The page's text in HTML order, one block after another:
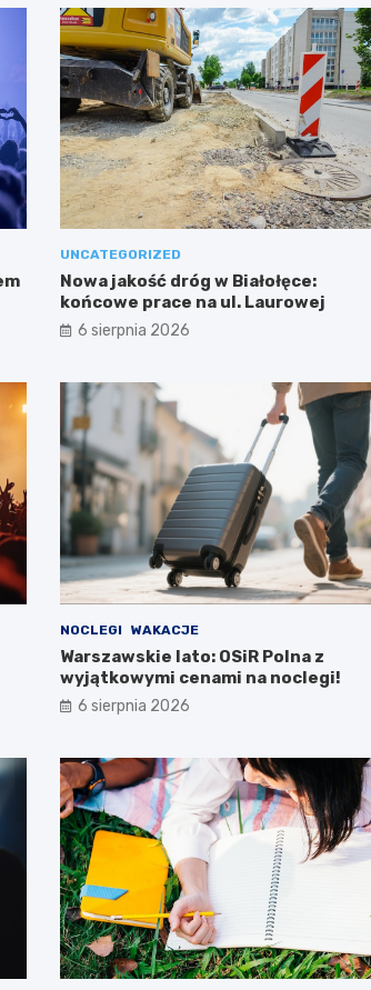
UNCATEGORIZED
Nowa jakość dróg w Białołęce:
końcowe prace na ul. Laurowej
6 sierpnia 2026
NOCLEGI WAKACJE
Warszawskie lato: OSiR Polna z
wyjątkowymi cenami na noclegi!
6 sierpnia 2026